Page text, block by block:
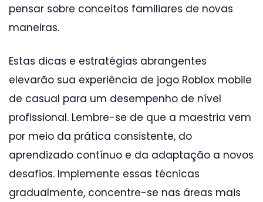
pensar sobre conceitos familiares de novas
maneiras.
Estas dicas e estratégias abrangentes
elevarão sua experiência de jogo Roblox mobile
de casual para um desempenho de nível
profissional. Lembre-se de que a maestria vem
por meio da prática consistente, do
aprendizado contínuo e da adaptação a novos
desafios. Implemente essas técnicas
gradualmente, concentre-se nas áreas mais